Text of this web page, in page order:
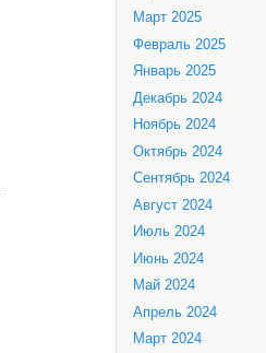
Март 2025
Февраль 2025
Январь 2025
Декабрь 2024
Ноябрь 2024
Октябрь 2024
Сентябрь 2024
Август 2024
Июль 2024
Июнь 2024
Май 2024
Апрель 2024
Март 2024